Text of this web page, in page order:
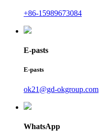
+86-15989673084
E-pasts
E-pasts
ok21@gd-okgroup.com
WhatsApp